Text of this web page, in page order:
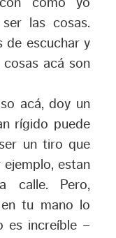
cómo yo
las cosas.
de escuchar y
acá son
acá, doy un
rígido puede
un tiro que
ejemplo, estan
calle. Pero,
tu mano lo
es increíble –